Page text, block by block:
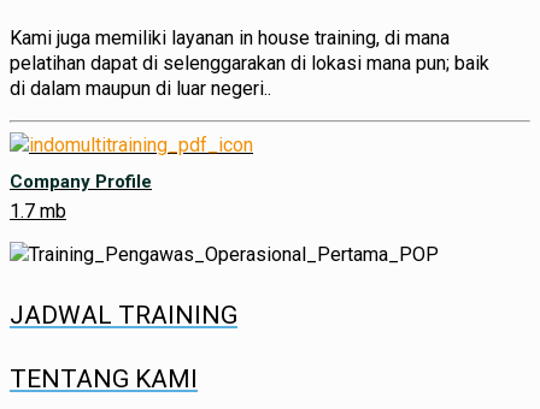
Kami juga memiliki layanan in house training, di mana
pelatihan dapat di selenggarakan di lokasi mana pun; baik
di dalam maupun di luar negeri..
Company Profile
1.7 mb
JADWAL TRAINING
TENTANG KAMI